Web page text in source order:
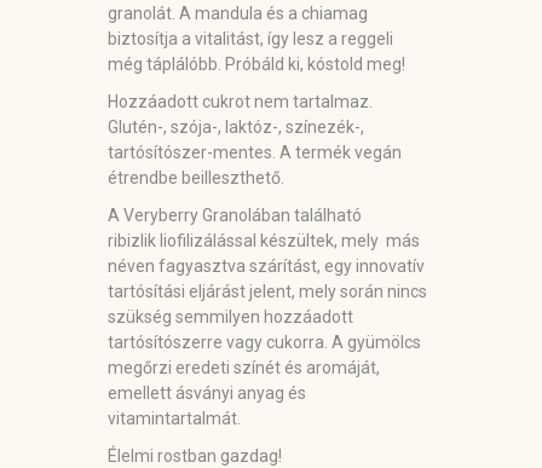
granolát. A mandula és a chiamag
biztosítja a vitalitást, így lesz a reggeli
még táplálóbb. Próbáld ki, kóstold meg!
Hozzáadott cukrot nem tartalmaz.
Glutén-, szója-, laktóz-, színezék-,
tartósítószer-mentes. A termék vegán
étrendbe beilleszthető.
A Veryberry Granolában található
ribizlik liofilizálással készültek, mely más
néven fagyasztva szárítást, egy innovatív
tartósítási eljárást jelent, mely során nincs
szükség semmilyen hozzáadott
tartósítószerre vagy cukorra. A gyümölcs
megőrzi eredeti színét és aromáját,
emellett ásványi anyag és
vitamintartalmát.
Élelmi rostban gazdag!